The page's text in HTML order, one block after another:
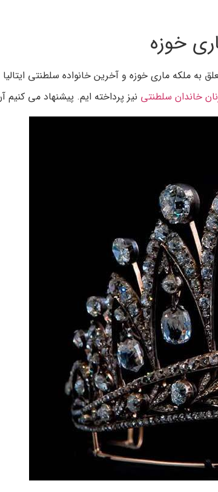
خوزه
متعلق به ملکه ماری خوزه و آخرین خانواده سلطنتی
خاندان سلطنتی نیز پرداخته ایم. پیشنهاد می کنیم